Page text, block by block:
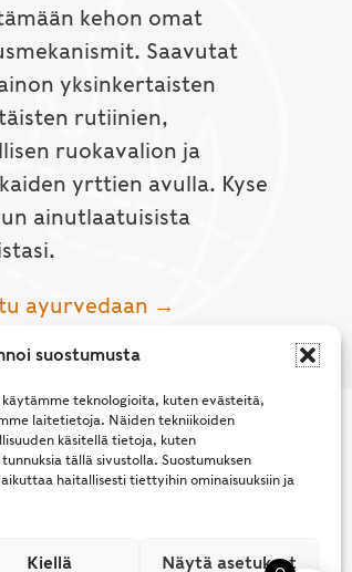
suostumusta
käytämme teknologioita, kuten evästeitä,
laitetietoja. Näiden tekniikoiden
käsitellä tietoja, kuten
tällä sivustolla. Suostumuksen
haitallisesti tiettyihin ominaisuuksiin ja
Kiellä Näytä asetukset
kehon omat
Saavutat
yksinkertaisten
rutiinien,
ruokavalion ja
yrttien avulla. Kyse
ainutlaatuisista
ayurvedaan →